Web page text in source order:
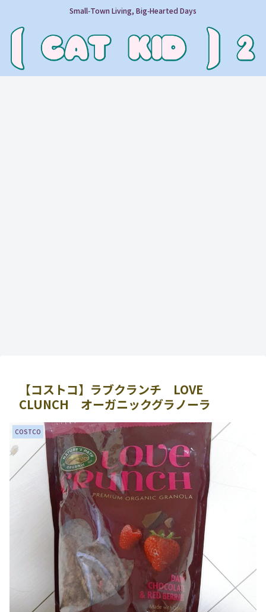
Small‑Town Living, Big‑Hearted Days
【コストコ】ラブクランチ LOVE
CLUNCH オーガニックグラノーラ
COSTCO